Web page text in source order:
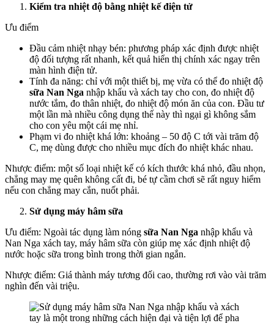
Kiểm tra nhiệt độ bằng nhiệt kế điện tử
Ưu điểm
Đầu cảm nhiệt nhạy bén: phương pháp xác định được nhiệt
độ đối tượng rất nhanh, kết quả hiển thị chính xác ngay trên
màn hình điện tử.
Tính đa năng: chỉ với một thiết bị, mẹ vừa có thể đo nhiệt độ
sữa Nan Nga nhập khẩu và xách tay cho con, đo nhiệt độ
nước tắm, đo thân nhiệt, đo nhiệt độ món ăn của con. Đầu tư
một lần mà nhiều công dụng thế này thì ngại gì không sắm
cho con yêu một cái mẹ nhỉ.
Phạm vi đo nhiệt khá lớn: khoảng – 50 độ C tới vài trăm độ
C, mẹ dùng được cho nhiều mục đích đo nhiệt khác nhau.
Nhược điểm: một số loại nhiệt kế có kích thước khá nhỏ, đầu nhọn,
chẳng may mẹ quên không cất đi, bé tự cầm chơi sẽ rất nguy hiểm
nếu con chẳng may cắn, nuốt phải.
Sử dụng máy hâm sữa
Ưu điểm: Ngoài tác dụng làm nóng sữa Nan Nga nhập khẩu và
Nan Nga xách tay, máy hâm sữa còn giúp mẹ xác định nhiệt độ
nước hoặc sữa trong bình trong thời gian ngắn.
Nhược điểm: Giá thành máy tương đối cao, thường rơi vào vài trăm
nghìn đến vài triệu.